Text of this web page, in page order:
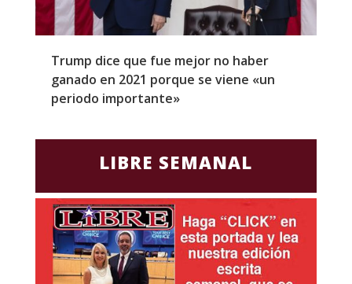
Trump dice que fue mejor no haber
ganado en 2021 porque se viene «un
periodo importante»
LIBRE SEMANAL